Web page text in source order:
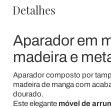
Detalhes
Aparador em
madeira e
Aparador composto por
madeira de manga com
dourado.
Este elegante móvel de